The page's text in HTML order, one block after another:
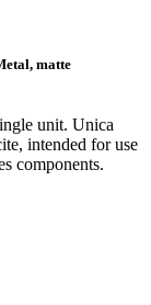
matte
unit. Unica
intended for use
components.